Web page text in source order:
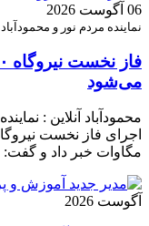
06 آگوست 2026
نماینده مردم نور و
می‌شود
محمودآباد آنلاین :
مگاوات خبر داد و
آگوست 2026